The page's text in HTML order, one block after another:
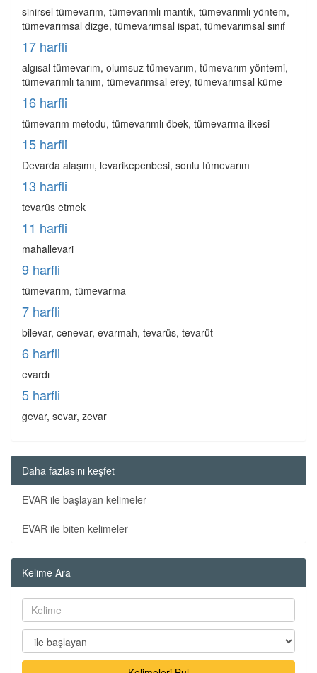
sinirsel tümevarım, tümevarımlı mantık, tümevarımlı yöntem,
tümevarımsal dizge, tümevarımsal ispat, tümevarımsal sınıf
17 harfli
algısal tümevarım, olumsuz tümevarım, tümevarım yöntemi,
tümevarımlı tanım, tümevarımsal erey, tümevarımsal küme
16 harfli
tümevarım metodu, tümevarımlı öbek, tümevarma ilkesi
15 harfli
Devarda alaşımı, levarikepenbesi, sonlu tümevarım
13 harfli
tevarüs etmek
11 harfli
mahallevari
9 harfli
tümevarım, tümevarma
7 harfli
bilevar, cenevar, evarmah, tevarüs, tevarüt
6 harfli
evardı
5 harfli
gevar, sevar, zevar
Daha fazlasını keşfet
EVAR ile başlayan kelimeler
EVAR ile biten kelimeler
Kelime Ara